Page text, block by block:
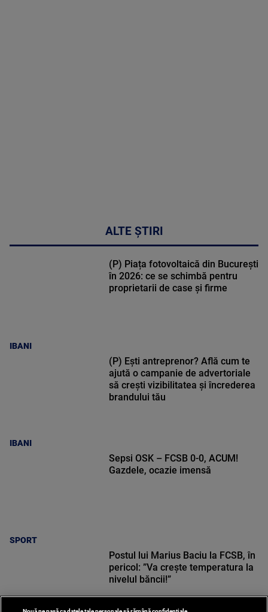
ALTE ȘTIRI
IBANI
(P) Piața fotovoltaică din București
în 2026: ce se schimbă pentru
proprietarii de case și firme
IBANI
(P) Ești antreprenor? Află cum te
ajută o campanie de advertoriale
să crești vizibilitatea și încrederea
brandului tău
SPORT
Sepsi OSK – FCSB 0-0, ACUM!
Gazdele, ocazie imensă
Postul lui Marius Baciu la FCSB, în
pericol: ”Va crește temperatura la
nivelul băncii!”